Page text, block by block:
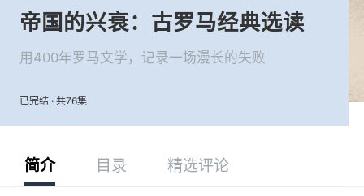
帝国的兴衰：古罗马经典选读
用400年罗马文学，记录一场漫长的失败
已完结 · 共76集
简介 目录 精选评论